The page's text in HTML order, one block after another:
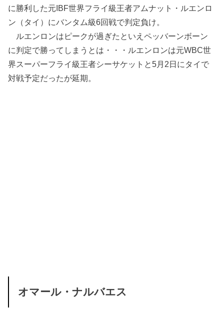
に勝利した元IBF世界フライ級王者アムナット・ルエンロ
ン（タイ）にバンタム級6回戦で判定負け。
ルエンロンはピークが過ぎたといえペッバーンボーン
に判定で勝ってしまうとは・・・ルエンロンは元WBC世
界スーパーフライ級王者シーサケットと5月2日にタイで
対戦予定だったが延期。
オマール・ナルバエス